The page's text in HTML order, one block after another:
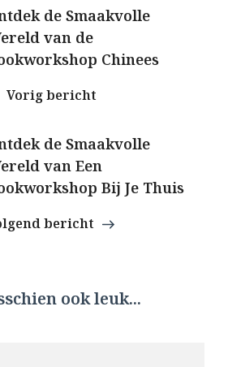
de Smaakvolle
van de
Chinees
Vorig bericht
de Smaakvolle
van Een
Bij Je Thuis
bericht
ook leuk...